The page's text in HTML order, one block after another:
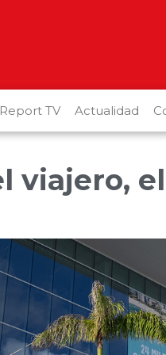
Report TV Actualidad
viajero,